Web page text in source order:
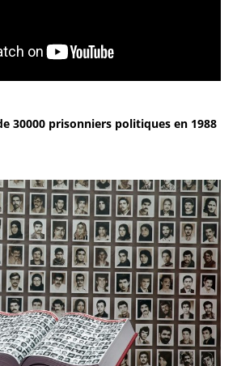
30000 prisonniers politiques en 1988